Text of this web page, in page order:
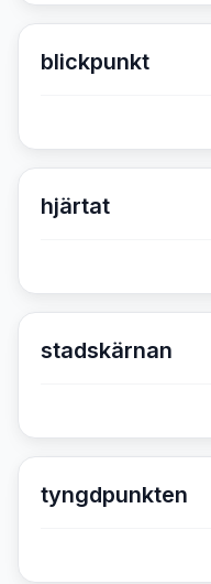
blickpunkt
hjärtat
stadskärnan
tyngdpunkten